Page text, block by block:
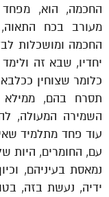
החכמה, הוא,
מעורב בכח
החכמה ומושכלות
יחדיו, שבא זה
כלומר שצוחין
תסרח בהם, ממילא
השמירה המעולה,
עוד פחד מתלמיד
עם, החומרים, היות
נמאסת בעיניהם,
ידיה, נעשת בזה,